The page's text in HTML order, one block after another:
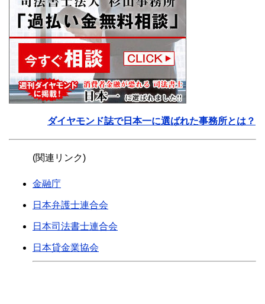
ダイヤモンド誌で日本一に選ばれた事務所とは？
(関連リンク)
金融庁
日本弁護士連合会
日本司法書士連合会
日本貸金業協会